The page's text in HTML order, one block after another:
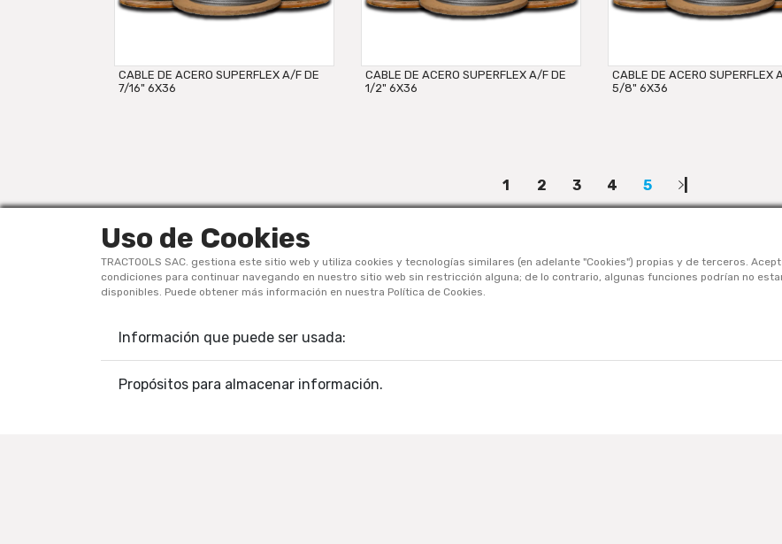
CABLE DE ACERO SUPERFLEX A/F DE
7/16" 6X36
CABLE DE ACERO SUPERFLEX A/F DE
1/2" 6X36
CABLE DE ACERO SUPERFLEX
5/8" 6X36
1 2 3 4 5 |
Uso de Cookies
TRACTOOLS SAC. gestiona este sitio web y utiliza cookies y tecnologías similares (en adelante "Cookies") propias y de terceros.
condiciones para continuar navegando en nuestro sitio web sin restricción alguna; de lo contrario, algunas funciones podrían no
disponibles. Puede obtener más información en nuestra Política de Cookies.
Información que puede ser usada:
Propósitos para almacenar información.